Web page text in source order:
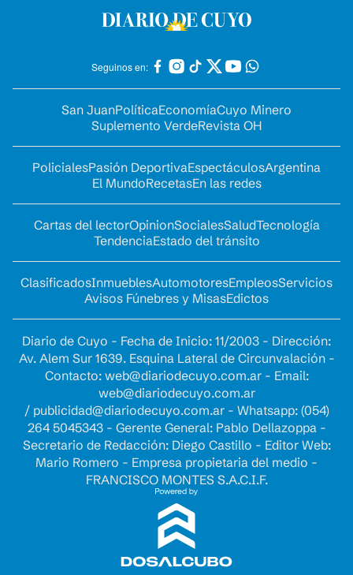
Seguinos en:
San JuanPolíticaEconomíaCuyo Minero
Suplemento VerdeRevista OH
PolicialesPasión DeportivaEspectáculosArgentina
El MundoRecetasEn las redes
Cartas del lectorOpinionSocialesSaludTecnología
TendenciaEstado del tránsito
ClasificadosInmueblesAutomotoresEmpleosServicios
Avisos Fúnebres y MisasEdictos
Diario de Cuyo - Fecha de Inicio: 11/2003 - Dirección:
Av. Alem Sur 1639. Esquina Lateral de Circunvalación -
Contacto: web@diariodecuyo.com.ar- Email:
web@diariodecuyo.com.ar
/ publicidad@diariodecuyo.com.ar- Whatsapp: (054)
264 5045343 - Gerente General: Pablo Dellazoppa -
Secretario de Redacción: Diego Castillo - Editor Web:
Mario Romero - Empresa propietaria del medio -
FRANCISCO MONTES S.A.C.I.F.